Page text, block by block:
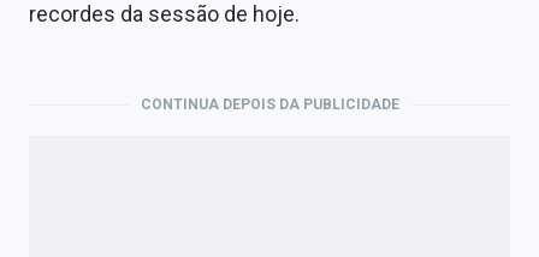
recordes da sessão de hoje.
CONTINUA DEPOIS DA PUBLICIDADE